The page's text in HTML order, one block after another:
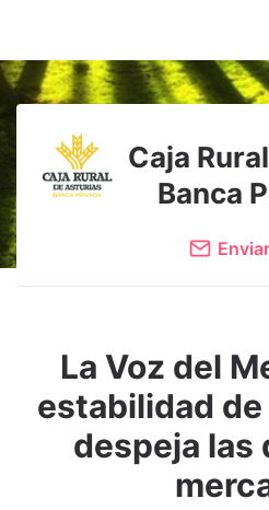
Caja
Banca
La Voz del
estabilidad
despeja las